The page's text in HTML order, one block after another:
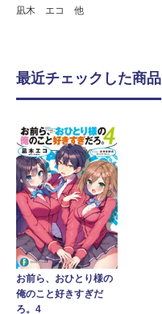
凪木 エコ 他
最近チェックした商品
お前ら、おひとり様の
俺のこと好きすぎだ
ろ。4